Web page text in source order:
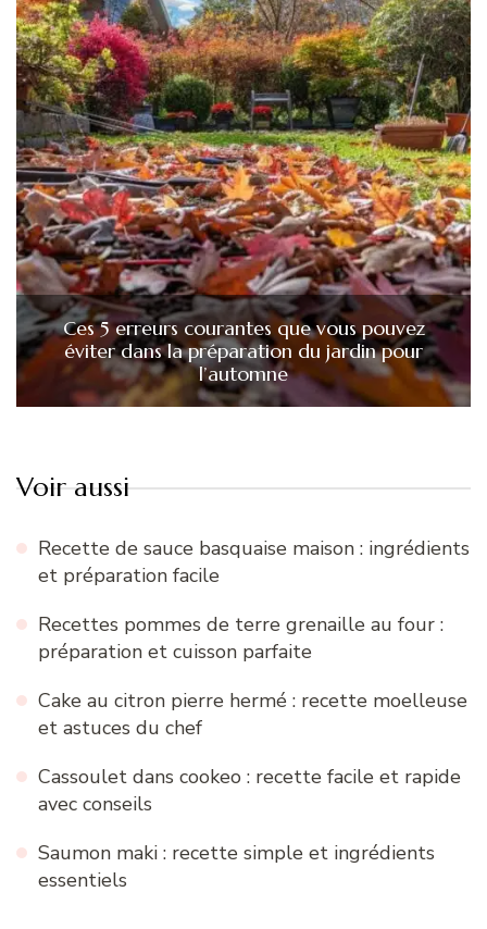
Ces 5 erreurs courantes que vous pouvez
éviter dans la préparation du jardin pour
l’automne
Voir aussi
Recette de sauce basquaise maison : ingrédients
et préparation facile
Recettes pommes de terre grenaille au four :
préparation et cuisson parfaite
Cake au citron pierre hermé : recette moelleuse
et astuces du chef
Cassoulet dans cookeo : recette facile et rapide
avec conseils
Saumon maki : recette simple et ingrédients
essentiels